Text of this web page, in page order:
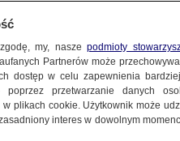
my, naszepodmioty
Partnerów może
dostęp w celu zapewnienia
przetwarzanie danych
plikach cookie. Użytkownik może
interes w dowolnym